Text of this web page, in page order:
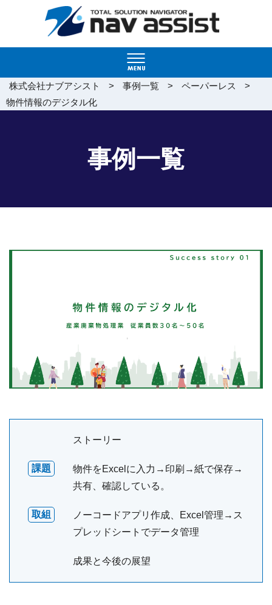
株式会社ナブアシスト > 事例一覧 > ペーパーレス
>
物件情報のデジタル化
事例一覧
ストーリー
課題
物件をExcelに入力→印刷→紙で保存→
共有、確認している。
取組
ノーコードアプリ作成、Excel管理→ス
プレッドシートでデータ管理
成果と今後の展望